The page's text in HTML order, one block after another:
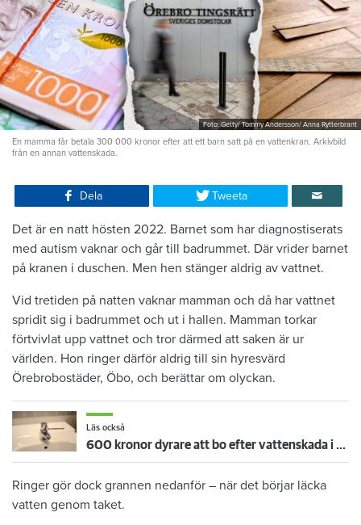
Foto: Getty/ Tommy Andersson/ Anna Rytterbrant
En mamma får betala 300 000 kronor efter att ett barn satt på en vattenkran. Arkivbild
från en annan vattenskada.
Dela Tweeta
Det är en natt hösten 2022. Barnet som har diagnostiserats
med autism vaknar och går till badrummet. Där vrider barnet
på kranen i duschen. Men hen stänger aldrig av vattnet.
Vid tretiden på natten vaknar mamman och då har vattnet
spridit sig i badrummet och ut i hallen. Mamman torkar
förtvivlat upp vattnet och tror därmed att saken är ur
världen. Hon ringer därför aldrig till sin hyresvärd
Örebrobostäder, Öbo, och berättar om olyckan.
Läs också
600 kronor dyrare att bo efter vattenskada i Varberg
Ringer gör dock grannen nedanför – när det börjar läcka
vatten genom taket.